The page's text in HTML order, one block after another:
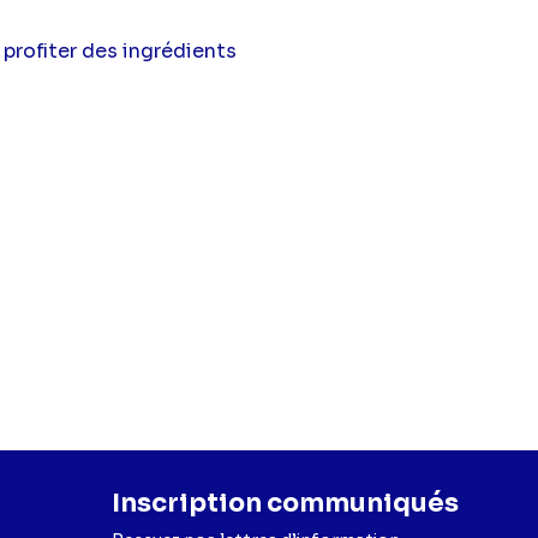
profiter des ingrédients
Inscription communiqués